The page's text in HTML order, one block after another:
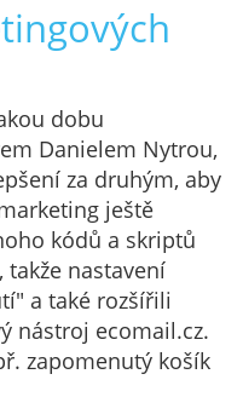
dobu
Danielem Nytrou,
za druhým, aby
ještě
kódů a skriptů
nastavení
a také rozšířili
nástroj ecomail.cz.
zapomenutý košík